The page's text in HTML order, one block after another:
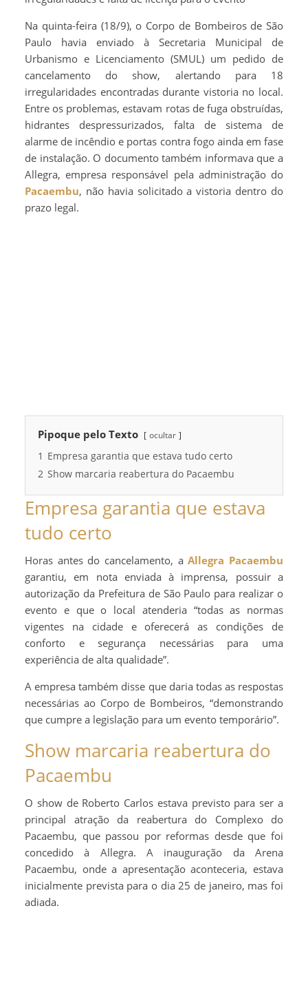
Na quinta-feira (18/9), o Corpo de Bombeiros de São
Paulo havia enviado à Secretaria Municipal de
Urbanismo e Licenciamento (SMUL) um pedido de
cancelamento do show, alertando para 18
irregularidades encontradas durante vistoria no local.
Entre os problemas, estavam rotas de fuga obstruídas,
hidrantes despressurizados, falta de sistema de
alarme de incêndio e portas contra fogo ainda em fase
de instalação. O documento também informava que a
Allegra, empresa responsável pela administração do
Pacaembu, não havia solicitado a vistoria dentro do
prazo legal.
Pipoque pelo Texto ocultar
1 Empresa garantia que estava tudo certo
2 Show marcaria reabertura do Pacaembu
Empresa garantia que estava
tudo certo
Horas antes do cancelamento, aAllegra Pacaembu
garantiu, em nota enviada à imprensa, possuir a
autorização da Prefeitura de São Paulo para realizar o
evento e que o local atenderia “todas as normas
vigentes na cidade e oferecerá as condições de
conforto e segurança necessárias para uma
experiência de alta qualidade”.
A empresa também disse que daria todas as respostas
necessárias ao Corpo de Bombeiros, “demonstrando
que cumpre a legislação para um evento temporário”.
Show marcaria reabertura do
Pacaembu
O show de Roberto Carlos estava previsto para ser a
principal atração da reabertura do Complexo do
Pacaembu, que passou por reformas desde que foi
concedido à Allegra. A inauguração da Arena
Pacaembu, onde a apresentação aconteceria, estava
inicialmente prevista para o dia 25 de janeiro, mas foi
adiada.